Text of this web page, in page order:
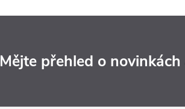
Mějte přehled o novinkách